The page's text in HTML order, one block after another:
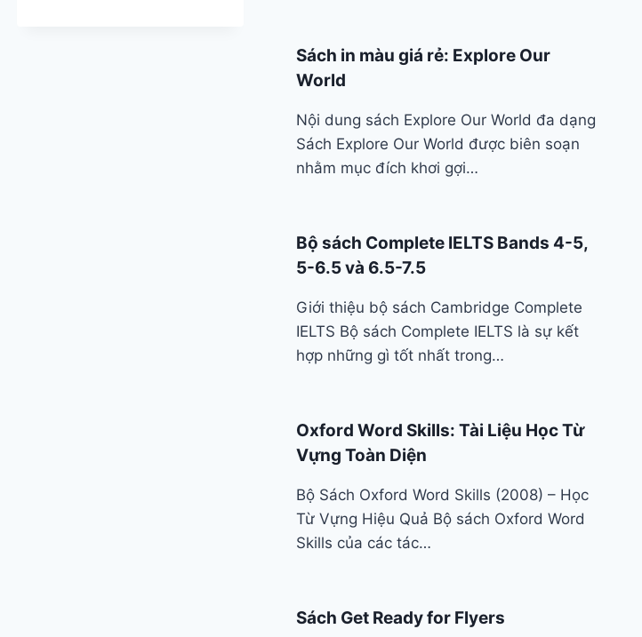
Sách in màu giá rẻ: Explore Our
World
Nội dung sách Explore Our World đa dạng
Sách Explore Our World được biên soạn
nhằm mục đích khơi gợi…
Bộ sách Complete IELTS Bands 4-5,
5-6.5 và 6.5-7.5
Giới thiệu bộ sách Cambridge Complete
IELTS Bộ sách Complete IELTS là sự kết
hợp những gì tốt nhất trong…
Oxford Word Skills: Tài Liệu Học Từ
Vựng Toàn Diện
Bộ Sách Oxford Word Skills (2008) – Học
Từ Vựng Hiệu Quả Bộ sách Oxford Word
Skills của các tác…
Sách Get Ready for Flyers